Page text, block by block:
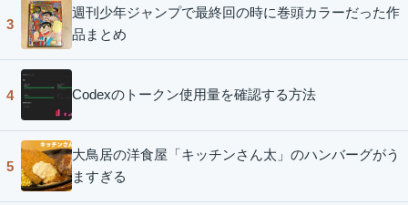
3
週刊少年ジャンプで最終回の時に巻頭カラーだった作
品まとめ
4 Codexのトークン使用量を確認する方法
5
大鳥居の洋食屋「キッチンさん太」のハンバーグがう
ますぎる